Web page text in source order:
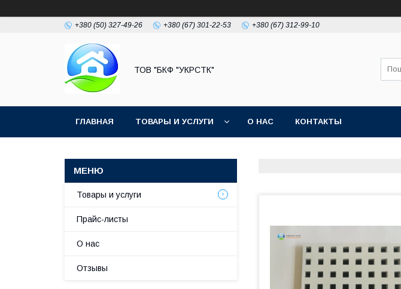
+380 (50) 327-49-26 +380 (67) 301-22-53 +380 (67) 312-99-10
ТОВ "БКФ "УКРСТК"
ГЛАВНАЯ ТОВАРЫ И УСЛУГИ О НАС КОНТАКТЫ
Товары и услуги
Прайс-листы
О нас
Отзывы